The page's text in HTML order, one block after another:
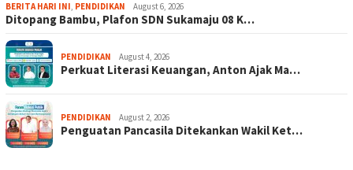
BERITA HARI INI, PENDIDIKAN August 6, 2026
Ditopang Bambu, Plafon SDN Sukamaju 08 K…
PENDIDIKAN August 4, 2026
Perkuat Literasi Keuangan, Anton Ajak Ma…
PENDIDIKAN August 2, 2026
Penguatan Pancasila Ditekankan Wakil Ket…